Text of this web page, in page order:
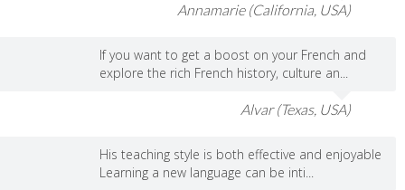
Annamarie (California, USA)
If you want to get a boost on your French and
explore the rich French history, culture an...
Alvar (Texas, USA)
His teaching style is both effective and enjoyable
Learning a new language can be inti...